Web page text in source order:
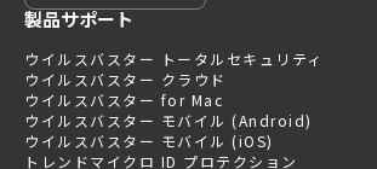
製品サポート
ウイルスバスター トータルセキュリティ
ウイルスバスター クラウド
ウイルスバスター for Mac
ウイルスバスター モバイル (Android)
ウイルスバスター モバイル (iOS)
トレンドマイクロ ID プロテクション